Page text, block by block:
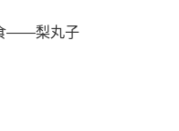
——梨丸子